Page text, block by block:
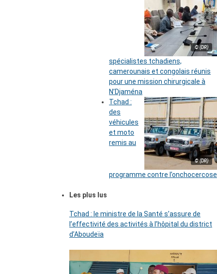
© (DR)
spécialistes tchadiens,
camerounais et congolais réunis
pour une mission chirurgicale à
N’Djaména
© (DR)
Tchad :
des
véhicules
et moto
remis au
programme contre l’onchocercose
Les plus lus
Tchad : le ministre de la Santé s’assure de
l’effectivité des activités à l’hôpital du district
d’Aboudeïa